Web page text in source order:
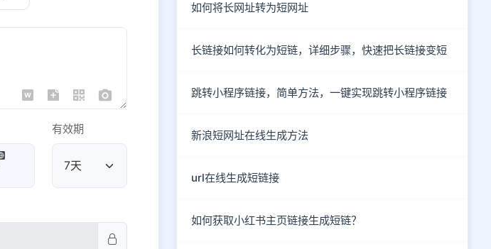
公共域名
有效期
如何将长网址转为短网址
长链接如何转化为短链，详细步骤，快速把长链接变短
跳转小程序链接，简单方法，一键实现跳转小程序链接
新浪短网址在线生成方法
url在线生成短链接
如何获取小红书主页链接生成短链？